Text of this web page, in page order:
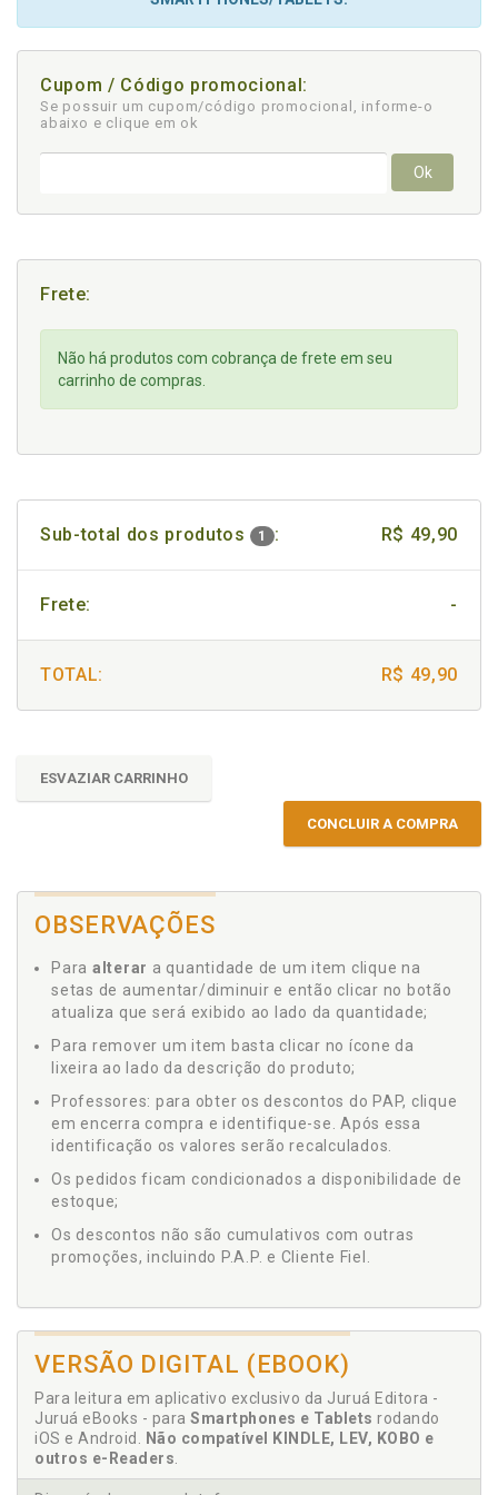
Cupom / Código promocional:
Se possuir um cupom/código promocional, informe-o
abaixo e clique em ok
Ok
Frete:
Não há produtos com cobrança de frete em seu
carrinho de compras.
Sub-total dos produtos 1 : R$ 49,90
Frete: -
TOTAL: R$ 49,90
ESVAZIAR CARRINHO
CONCLUIR A COMPRA
OBSERVAÇÕES
Para alterar a quantidade de um item clique na
setas de aumentar/diminuir e então clicar no botão
atualiza que será exibido ao lado da quantidade;
Para remover um item basta clicar no ícone da
lixeira ao lado da descrição do produto;
Professores: para obter os descontos do PAP, clique
em encerra compra e identifique-se. Após essa
identificação os valores serão recalculados.
Os pedidos ficam condicionados a disponibilidade de
estoque;
Os descontos não são cumulativos com outras
promoções, incluindo P.A.P. e Cliente Fiel.
VERSÃO DIGITAL (EBOOK)
Para leitura em aplicativo exclusivo da Juruá Editora -
Juruá eBooks - para Smartphones e Tablets rodando
iOS e Android.
Não compatível KINDLE, LEV, KOBO e
outros e-Readers